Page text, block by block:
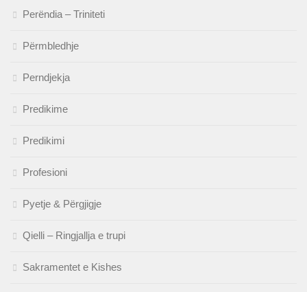
Perëndia – Triniteti
Përmbledhje
Perndjekja
Predikime
Predikimi
Profesioni
Pyetje & Përgjigje
Qielli – Ringjallja e trupi
Sakramentet e Kishes